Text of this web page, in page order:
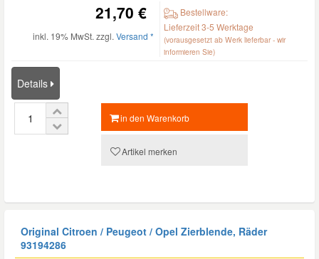
21,70 €
inkl. 19% MwSt. zzgl. Versand *
Bestellware:
Lieferzeit 3-5 Werktage
(vorausgesetzt ab Werk lieferbar - wir
informieren Sie)
Details
in den Warenkorb
Artikel merken
Original Citroen / Peugeot / Opel Zierblende, Räder
93194286